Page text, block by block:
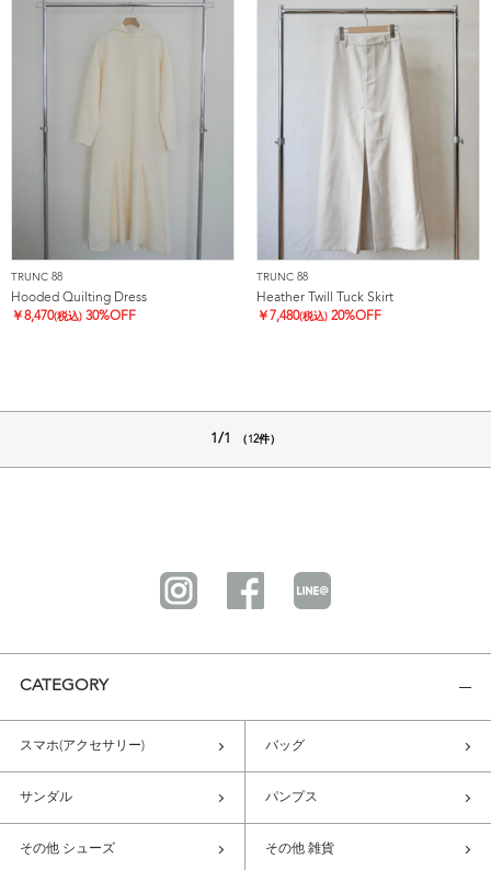
TRUNC 88
Hooded Quilting Dress
￥8,470(税込) 30%OFF
TRUNC 88
Heather Twill Tuck Skirt
￥ 7,480(税込) 20%OFF
1/1 （12件）
CATEGORY
スマホ(アクセサリー) バッグ
サンダル パンプス
その他 シューズ その他 雑貨